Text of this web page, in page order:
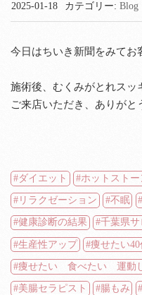
2025-01-18 カテゴリー:Blog
今日はちいき新聞をみてお
施術後、むくみがとれスッ
ご来店いただき、ありがと
ダイエット ホットストー
リラクゼーション 不眠
健康診断の結果 千葉県サ
生産性アップ 痩せたい40
痩せたい 食べたい 運動
美腸セラピスト 腸もみ